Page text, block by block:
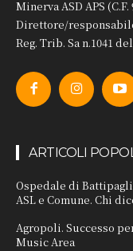
Minerva ASD APS (C.F.
Direttore/
Reg. Trib. Sa n.1041 del
ARTICOLI
Ospedale di
ASL e Comune. Chi
Agropoli. Successo
Music Area